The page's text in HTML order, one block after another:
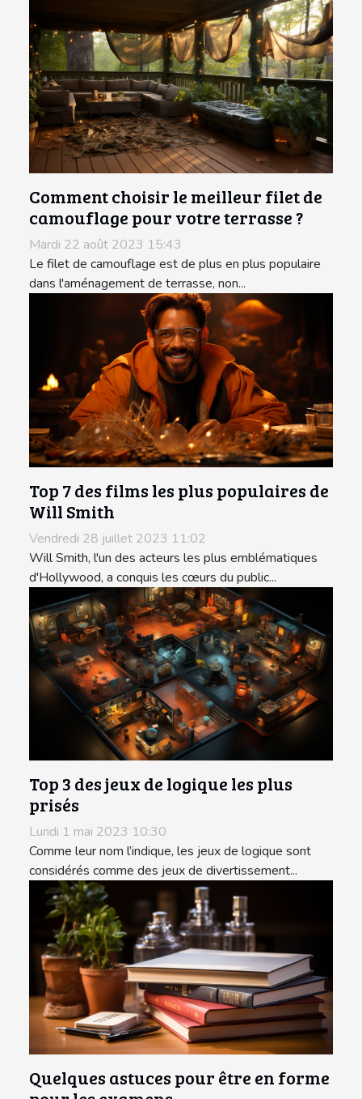
Comment choisir le meilleur filet de
camouflage pour votre terrasse ?
Mardi 22 août 2023 15:43
Le filet de camouflage est de plus en plus populaire
dans l'aménagement de terrasse, non...
Top 7 des films les plus populaires de
Will Smith
Vendredi 28 juillet 2023 11:02
Will Smith, l'un des acteurs les plus emblématiques
d'Hollywood, a conquis les cœurs du public...
Top 3 des jeux de logique les plus
prisés
Lundi 1 mai 2023 10:30
Comme leur nom l’indique, les jeux de logique sont
considérés comme des jeux de divertissement...
Quelques astuces pour être en forme